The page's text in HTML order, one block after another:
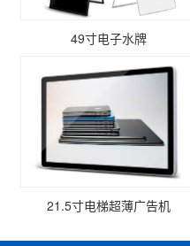
49寸电子水牌
21.5寸电梯超薄广告机